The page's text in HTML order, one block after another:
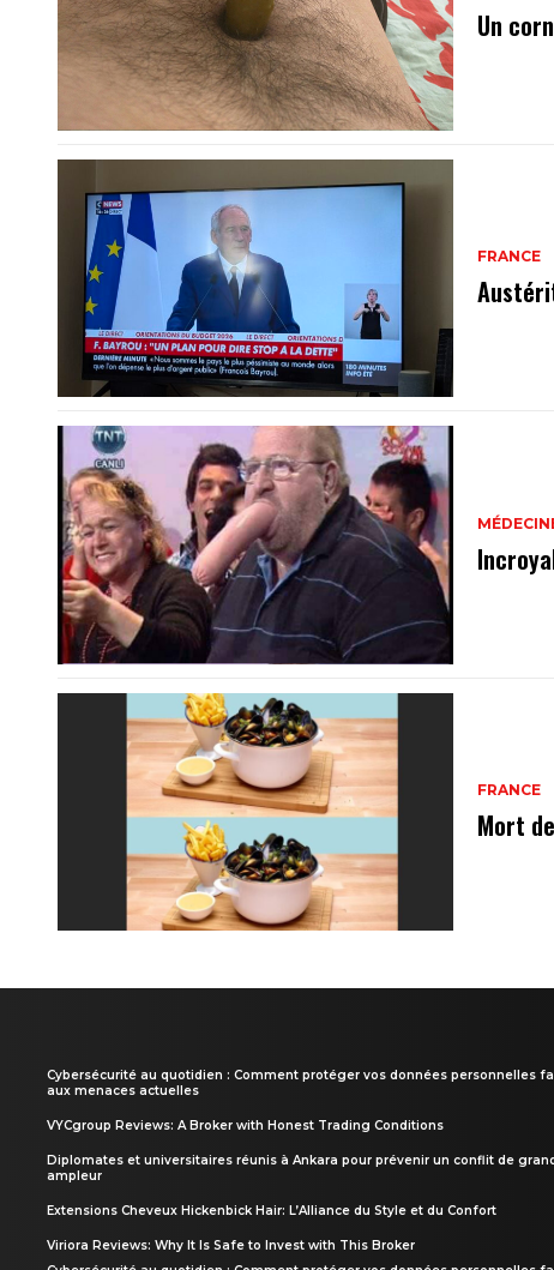
Un
FRANCE
FRANCE
Mort
Cybersécurité au quotidien : Comment protéger vos données personnelles
aux menaces actuelles
VYCgroup Reviews: A Broker with Honest Trading Conditions
Diplomates et universitaires réunis à Ankara pour prévenir un conflit de
ampleur
Extensions Cheveux Hickenbick Hair: L’Alliance du Style et du Confort
Viriora Reviews: Why It Is Safe to Invest with This Broker